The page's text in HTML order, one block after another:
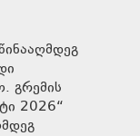
გრემის
2026“